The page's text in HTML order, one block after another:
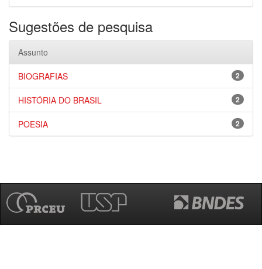
Sugestões de pesquisa
Assunto
2
BIOGRAFIAS
2
HISTÓRIA DO BRASIL
2
POESIA